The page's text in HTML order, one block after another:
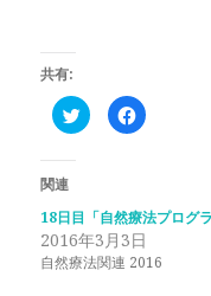
共有:
ク
リ
w
i
t
t
e
F
a
k
で
共
有
す
関連
18日目「自然療法プログラ
2016年3月3日
自然療法関連 2016